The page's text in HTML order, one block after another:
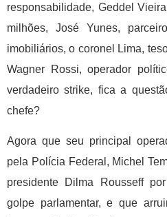
responsabilidade, Geddel
milhões, José Yunes,
imobiliários, o coronel Lima,
Wagner Rossi, operador
verdadeiro strike, fica a
chefe?
Agora que seu principal
pela Polícia Federal, Michel
presidente Dilma Rousseff
golpe parlamentar, e que